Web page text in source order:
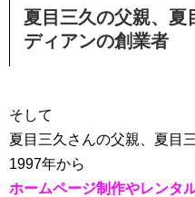
夏目三久の父親、夏
ディアンの創業者
そして
夏目三久さんの父親、夏目
1997年から
ホームページ制作やレンタ